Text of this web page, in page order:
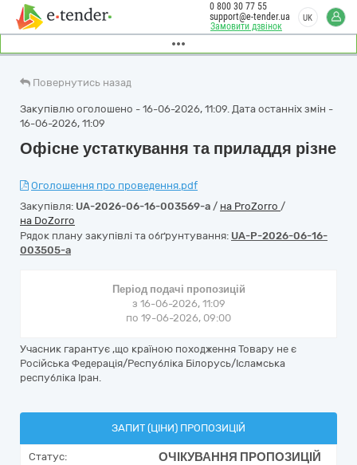
Замовити дзвінок
0 800 30 77 55
support@e-tender.ua
UK
Повернутись назад
Закупівлю оголошено - 16-06-2026, 11:09. Дата останніх змін -
16-06-2026, 11:09
Офісне устаткування та приладдя різне
Оголошення про проведення.pdf
Закупівля: UA-2026-06-16-003569-a / на ProZorro /
на DoZorro
Рядок плану закупівлі та обґрунтування: UA-P-2026-06-16-
003505-a
Період подачі пропозицій
з 16-06-2026, 11:09
по 19-06-2026, 09:00
Учасник гарантує ,що країною походження Товару не є
Російська Федерація/Республіка Білорусь/Ісламська
республіка Іран.
ЗАПИТ (ЦІНИ) ПРОПОЗИЦІЙ
Статус: ОЧІКУВАННЯ ПРОПОЗИЦІЙ